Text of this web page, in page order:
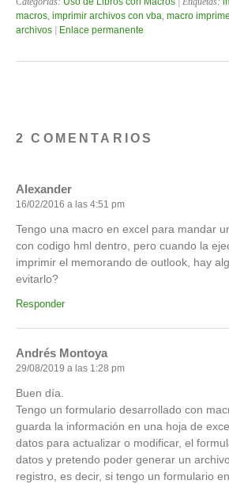
macros, imprimir archivos con vba, macro
archivos
Enlace permanente
2 COMENTARIOS
Alexander
16/02/2016 a las 4:51 pm
Tengo una macro en excel para mandar
con codigo hml dentro, pero cuando la
imprimir el memorando de outlook, hay
evitarlo?
Responder
Andrés Montoya
29/08/2019 a las 1:28 pm
Buen día.
Tengo un formulario desarrollado con
guarda la información en una hoja de
datos para actualizar o modificar, el
datos y pretendo poder generar un
registro, es decir, si tengo un formulario